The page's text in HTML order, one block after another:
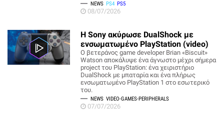
NEWS PS4 PS5
08/07/2026
Η Sony ακύρωσε DualShock με
ενσωματωμένο PlayStation (video)
Ο βετεράνος game developer Brian «Biscuit»
Watson αποκάλυψε ένα άγνωστο μέχρι σήμερα
project του PlayStation: ένα χειριστήριο
DualShock με μπαταρία και ένα πλήρως
ενσωματωμένο PlayStation 1 στο εσωτερικό
του.
NEWS VIDEO-GAMES-PERIPHERALS
07/07/2026